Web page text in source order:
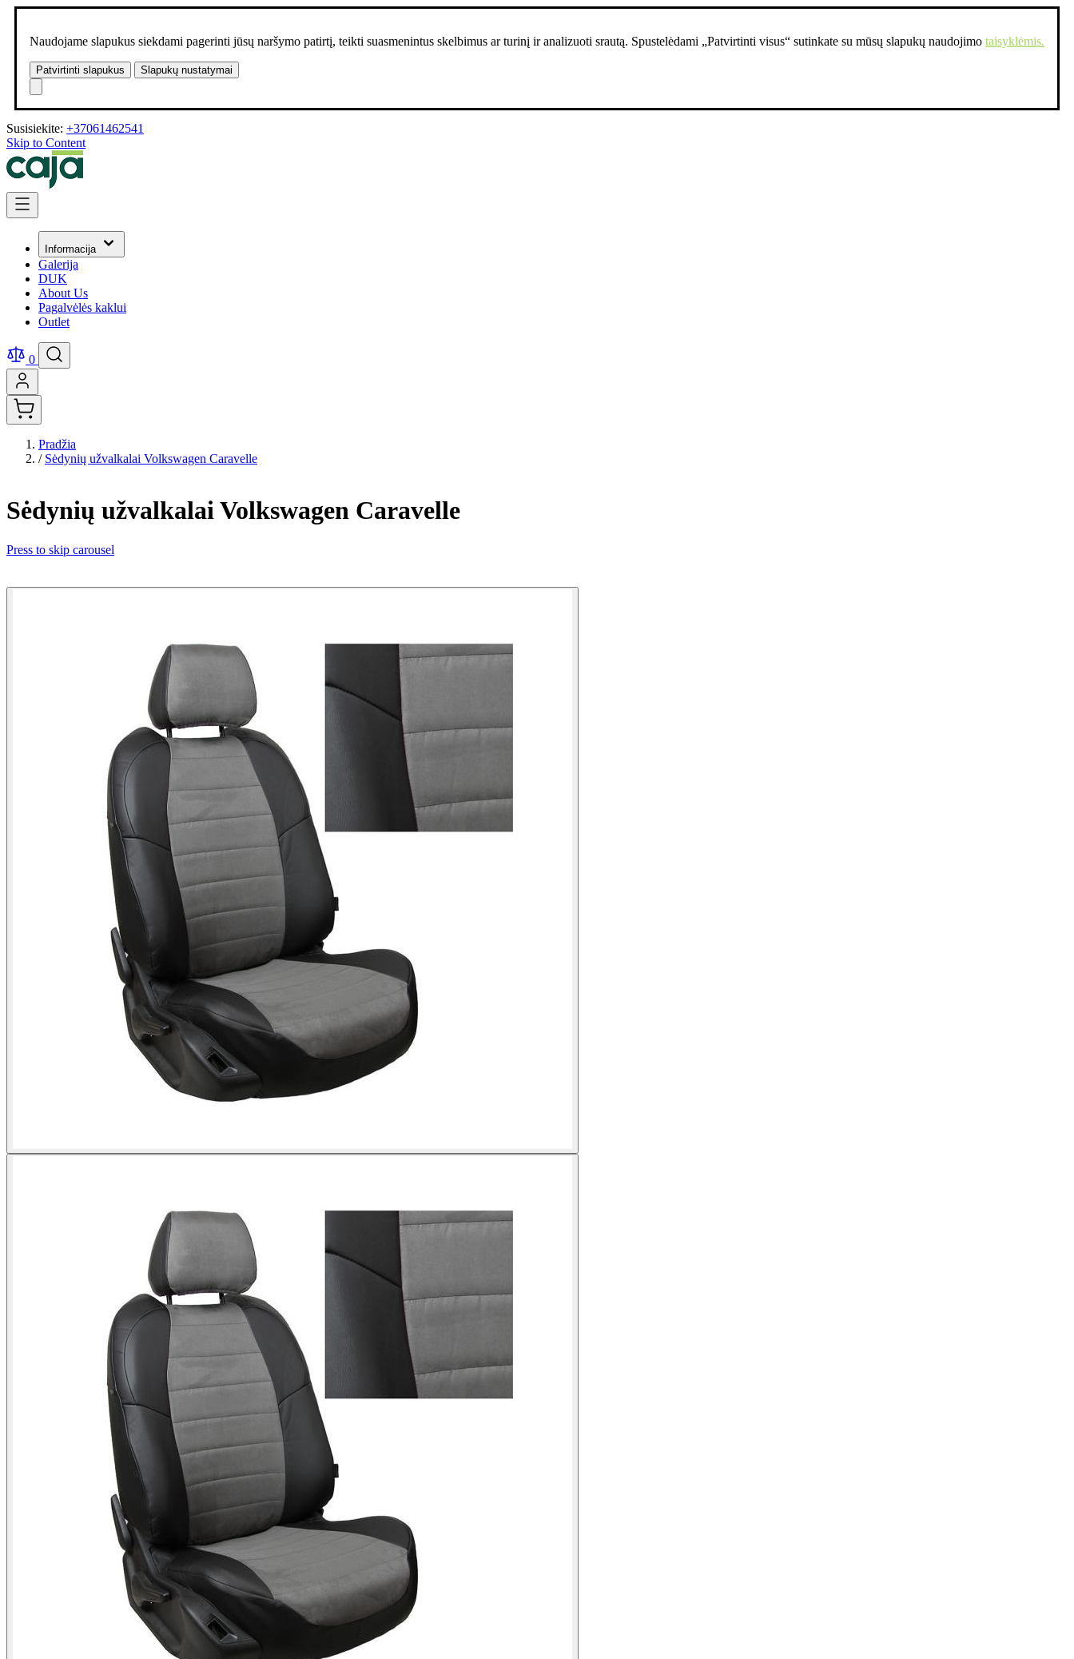
Naudojame slapukus siekdami pagerinti jūsų naršymo patirtį, teikti suasmenintus skelbimus ar turinį ir analizuoti srautą. Spustelėdami „Patvirtinti visus“ sutinkate su mūsų slapukų naudojimo taisyklėmis.
Patvirtinti slapukus Slapukų nustatymai
Susisiekite: +37061462541
Skip to Content
Informacija
Galerija
DUK
About Us
Pagalvėlės kaklui
Outlet
0
Pradžia
/ Sėdynių užvalkalai Volkswagen Caravelle
Sėdynių užvalkalai Volkswagen Caravelle
Press to skip carousel